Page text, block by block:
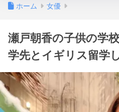
ホーム 女優
瀬戸朝香の子供の学
学先とイギリス留学